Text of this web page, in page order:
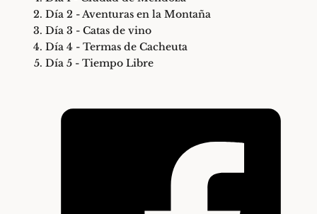
Día 2 - Aventuras en la Montaña
Día 3 - Catas de vino
Día 4 - Termas de Cacheuta
Día 5 - Tiempo Libre